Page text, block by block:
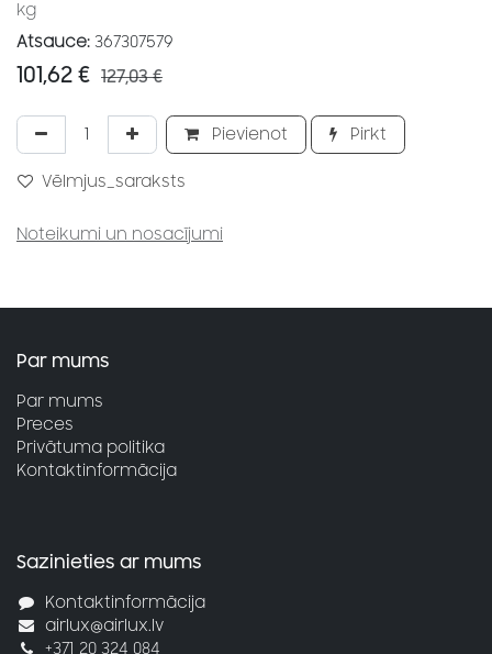
kg
Atsauce: 367307579
101,62 € 127,03€
Pievienot Pirkt
Vēlmjus_saraksts
Noteikumi un nosacījumi
Par mums
Par mums
Preces
Privātuma politika
Kontaktinformācija
Sazinieties ar mums
Kontaktinformācija
airlux@airlux.lv
+371 20 324 084